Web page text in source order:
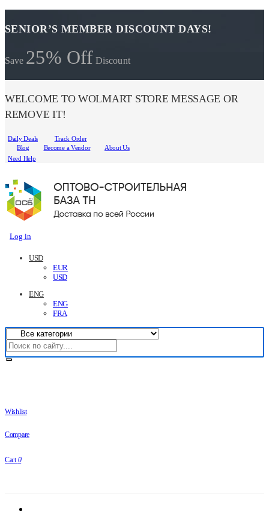
SENIOR’S MEMBER DISCOUNT DAYS!
Save 25% Off Discount
WELCOME TO WOLMART STORE MESSAGE OR
REMOVE IT!
Daily Deals
Track Order
Blog
Become a Vendor
About Us
Need Help
Log in
USD
EUR
USD
ENG
ENG
FRA
Wishlist
Compare
Cart 0